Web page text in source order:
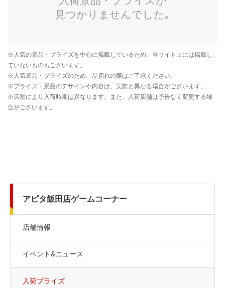
アピタ飯田店ゲームコーナー
店舗情報
イベント&ニュース
入荷プライズ